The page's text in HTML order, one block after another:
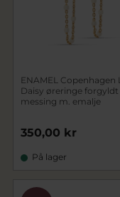
personlig
inspiration til
finder du
ENAMEL Copenhagen
Daisy øreringe forgyldt
messing m. emalje
350,00 kr
På lager